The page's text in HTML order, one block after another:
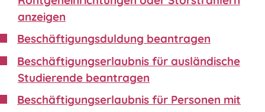
anzeigen
Beschäftigungsduldung beantragen
Beschäftigungserlaubnis für ausländische
Studierende beantragen
Beschäftigungserlaubnis für Personen mit